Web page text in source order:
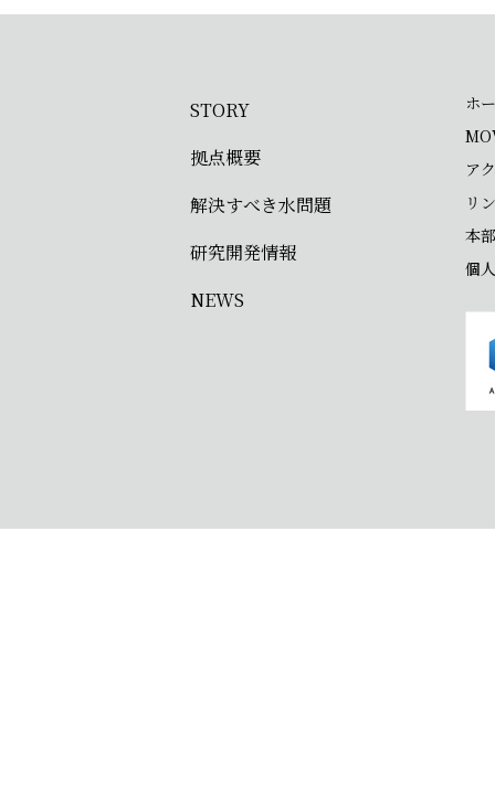
STORY
拠点概要
解決すべき水問題
研究開発情報
NEWS
ホ
ア
リ
本
個